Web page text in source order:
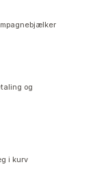
og
i kurv